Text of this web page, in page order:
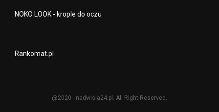
NOKO LOOK - krople do oczu
Rankomat.pl
@2020 - nadwisla24.pl. All Right Reserved.